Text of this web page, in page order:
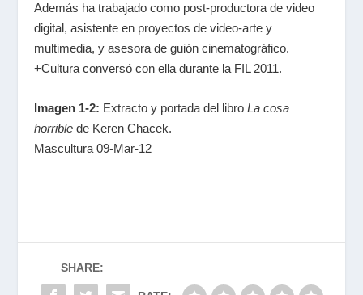
Además ha trabajado como post-productora de video
digital, asistente en proyectos de video-arte y
multimedia, y asesora de guión cinematográfico.
+Cultura conversó con ella durante la FIL 2011.
Imagen 1-2: Extracto y portada del libroLa cosa
horrible de Keren Chacek.
Mascultura 09-Mar-12
SHARE: